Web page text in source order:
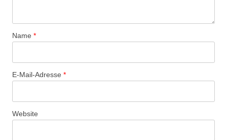
Name *
E-Mail-Adresse *
Website